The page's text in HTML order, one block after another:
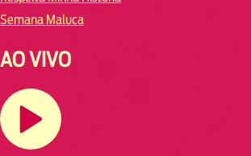
Semana Maluca
AO VIVO